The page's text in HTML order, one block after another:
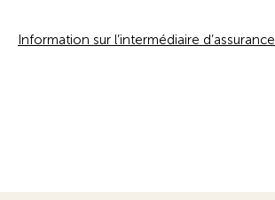
Information sur l’intermédiaire d’assurance